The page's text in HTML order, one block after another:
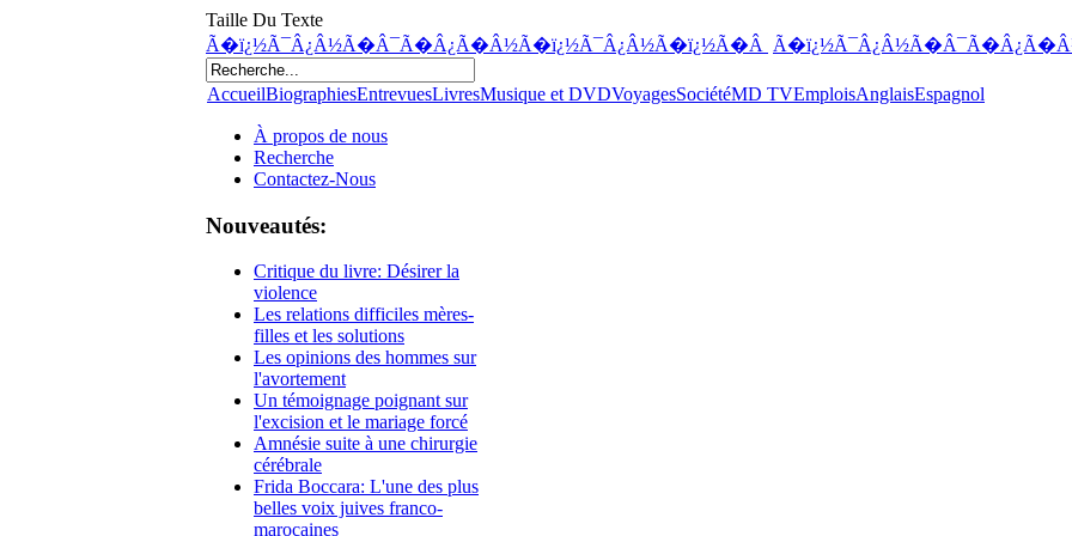
Taille Du Texte
Ã�ï¿½Ã¯Â¿Â½Ã�Â¯Ã�Â¿Ã�Â½Ã�ï¿½Ã¯Â¿Â½Ã�ï¿½Ã�Â
AccueilBiographiesEntrevuesLivresMusique et DVDVoyagesSociétéMD TVEmploisAnglaisEspagnol
À propos de nous
Recherche
Contactez-Nous
Nouveautés:
Critique du livre: Désirer la
violence
Les relations difficiles mères-
filles et les solutions
Les opinions des hommes sur
l'avortement
Un témoignage poignant sur
l'excision et le mariage forcé
Amnésie suite à une chirurgie
cérébrale
Frida Boccara: L'une des plus
belles voix juives franco-
marocaines